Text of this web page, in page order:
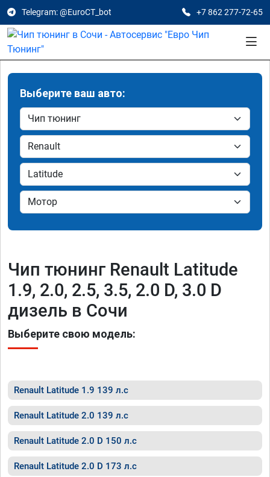
Telegram: @EuroCT_bot +7 862 277-72-65
Выберите ваш авто:
Чип тюнинг Renault Latitude
1.9, 2.0, 2.5, 3.5, 2.0 D, 3.0 D
дизель в Сочи
Выберите свою модель:
Renault Latitude 1.9 139 л.с
Renault Latitude 2.0 139 л.с
Renault Latitude 2.0 D 150 л.с
Renault Latitude 2.0 D 173 л.с